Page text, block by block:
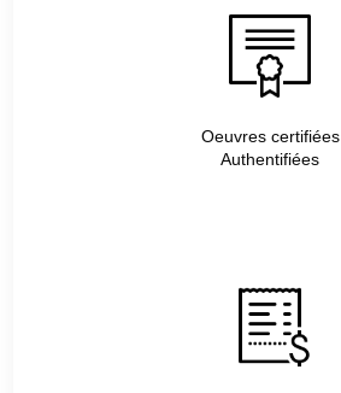
Oeuvres certifiées
Authentifiées